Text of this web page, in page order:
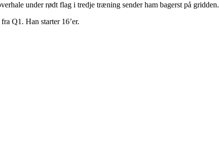
under rødt flag i tredje træning sender ham bagerst på gridden.
Q1. Han starter 16’er.